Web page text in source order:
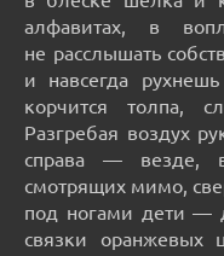
алфавитах, в
не расслышать
и навсегда
корчится толпа,
Разгребая воздух
справа — везде,
смотрящих мимо,
под ногами дети —
связки оранжевых